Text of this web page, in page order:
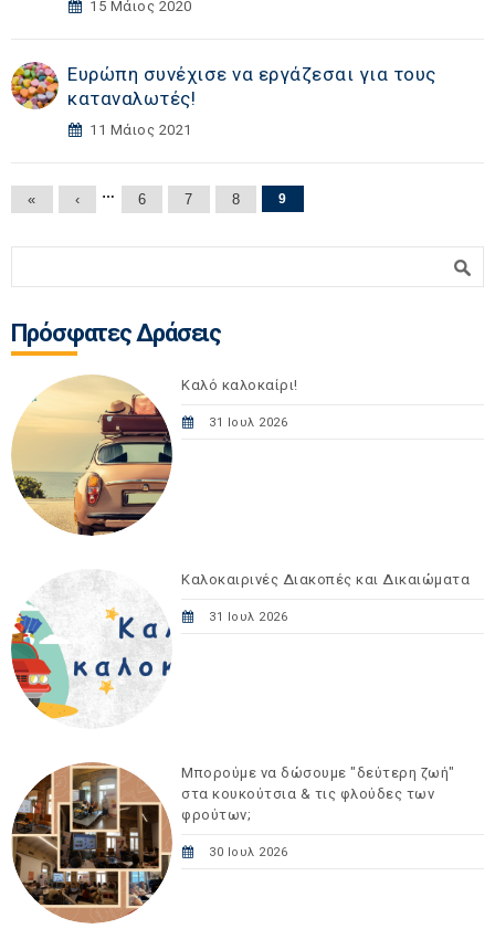
15 Μάιος 2020
Ευρώπη συνέχισε να εργάζεσαι για τους
καταναλωτές!
11 Μάιος 2021
Σελίδες
« ‹ … 6 7 8 9
Πρόσφατες Δράσεις
Καλό καλοκαίρι!
31 Ιουλ 2026
Καλοκαιρινές Διακοπές και Δικαιώματα
31 Ιουλ 2026
Μπορούμε να δώσουμε "δεύτερη ζωή"
στα κουκούτσια & τις φλούδες των
φρούτων;
30 Ιουλ 2026